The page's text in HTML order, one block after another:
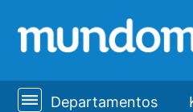
Departamentos